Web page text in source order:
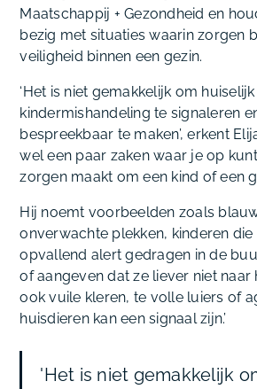
Maatschappij + Gezondheid en
bezig met situaties waarin zorgen
veiligheid binnen een gezin.
‘Het is niet gemakkelijk om
kindermishandeling te signaleren
bespreekbaar te maken’, erkent
wel een paar zaken waar je op
zorgen maakt om een kind of een
Hij noemt voorbeelden zoals
onverwachte plekken, kinderen
opvallend alert gedragen in de
of aangeven dat ze liever niet naar
ook vuile kleren, te volle luiers of
huisdieren kan een signaal zijn.’
'Het is niet gemakkelijk